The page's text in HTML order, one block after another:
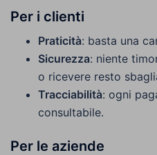
Per i clienti
Praticità: basta una
Sicurezza: niente
o ricevere resto
Tracciabilità: ogni
consultabile.
Per le aziende